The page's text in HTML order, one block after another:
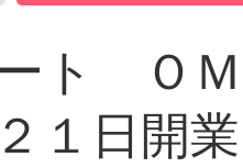
ト Ｏ
１日開業